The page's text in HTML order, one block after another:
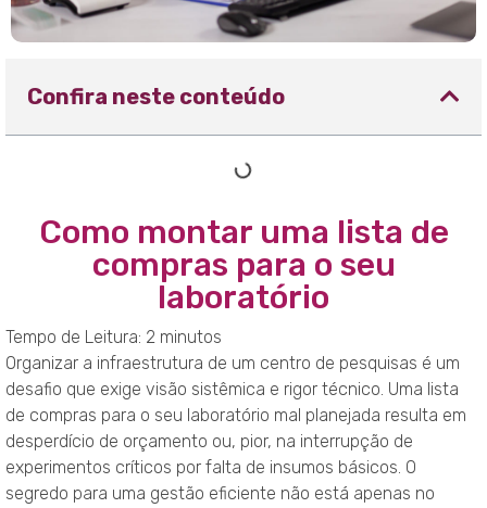
Confira neste conteúdo
Como montar uma lista de
compras para o seu
laboratório
Tempo de Leitura: 2 minutos
Organizar a infraestrutura de um centro de pesquisas é um
desafio que exige visão sistêmica e rigor técnico. Uma lista
de compras para o seu laboratório mal planejada resulta em
desperdício de orçamento ou, pior, na interrupção de
experimentos críticos por falta de insumos básicos. O
segredo para uma gestão eficiente não está apenas no